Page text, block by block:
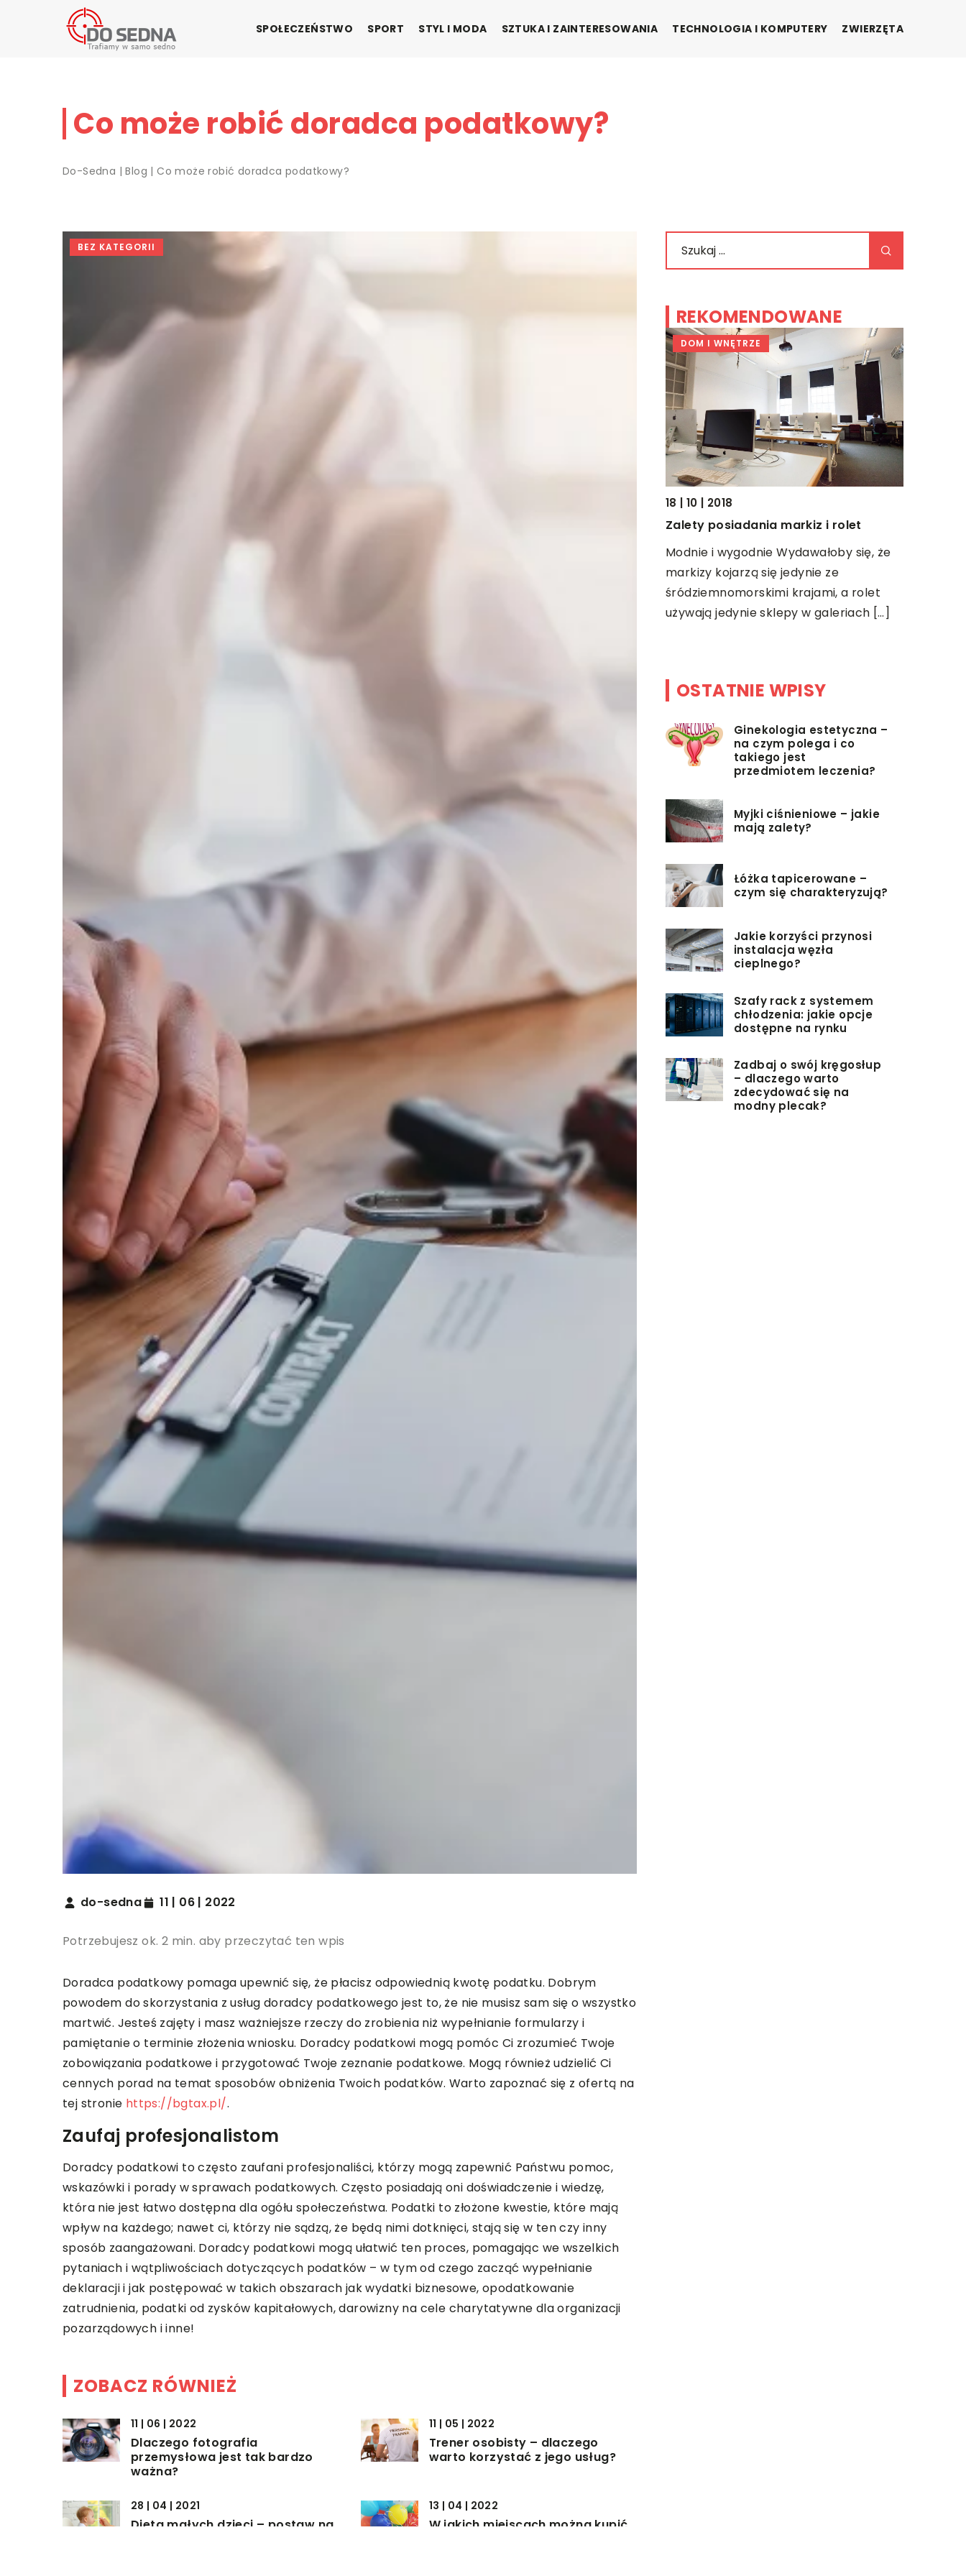
SPOŁECZEŃSTWO SPORT STYL I MODA SZTUKA I ZAINTERESOWANIA TECHNOLOGIA I KOMPUTERY ZWIERZĘTA
Co może robić doradca podatkowy?
Do-Sedna |Blog |Co może robić doradca podatkowy?
BEZ KATEGORII
do-sedna 11 | 06 | 2022
Potrzebujesz ok. 2 min. aby przeczytać ten wpis
Doradca podatkowy pomaga upewnić się, że płacisz odpowiednią kwotę podatku. Dobrym
powodem do skorzystania z usług doradcy podatkowego jest to, że nie musisz sam się o wszystko
martwić. Jesteś zajęty i masz ważniejsze rzeczy do zrobienia niż wypełnianie formularzy i
pamiętanie o terminie złożenia wniosku. Doradcy podatkowi mogą pomóc Ci zrozumieć Twoje
zobowiązania podatkowe i przygotować Twoje zeznanie podatkowe. Mogą również udzielić Ci
cennych porad na temat sposobów obniżenia Twoich podatków. Warto zapoznać się z ofertą na
tej stronie https://bgtax.pl/.
Zaufaj profesjonalistom
Doradcy podatkowi to często zaufani profesjonaliści, którzy mogą zapewnić Państwu pomoc,
wskazówki i porady w sprawach podatkowych. Często posiadają oni doświadczenie i wiedzę,
która nie jest łatwo dostępna dla ogółu społeczeństwa. Podatki to złożone kwestie, które mają
wpływ na każdego; nawet ci, którzy nie sądzą, że będą nimi dotknięci, stają się w ten czy inny
sposób zaangażowani. Doradcy podatkowi mogą ułatwić ten proces, pomagając we wszelkich
pytaniach i wątpliwościach dotyczących podatków – w tym od czego zacząć wypełnianie
deklaracji i jak postępować w takich obszarach jak wydatki biznesowe, opodatkowanie
zatrudnienia, podatki od zysków kapitałowych, darowizny na cele charytatywne dla organizacji
pozarządowych i inne!
ZOBACZ RÓWNIEŻ
11 | 06 | 2022
Dlaczego fotografia
przemysłowa jest tak bardzo
ważna?
11 | 05 | 2022
Trener osobisty – dlaczego
warto korzystać z jego usług?
28 | 04 | 2021
Dieta małych dzieci – postaw na
13 | 04 | 2022
W jakich miejscach można kupić
REKOMENDOWANE
przeprowadzić?
DOM I WNĘTRZE
18 | 10 | 2018
Zalety posiadania markiz i rolet
Modnie i wygodnie Wydawałoby się, że
markizy kojarzą się jedynie ze
śródziemnomorskimi krajami, a rolet
używają jedynie sklepy w galeriach […]
OSTATNIE WPISY
Ginekologia estetyczna –
na czym polega i co
takiego jest
przedmiotem leczenia?
Myjki ciśnieniowe – jakie
mają zalety?
Łóżka tapicerowane –
czym się charakteryzują?
Jakie korzyści przynosi
instalacja węzła
cieplnego?
Szafy rack z systemem
chłodzenia: jakie opcje
dostępne na rynku
Zadbaj o swój kręgosłup
– dlaczego warto
zdecydować się na
modny plecak?